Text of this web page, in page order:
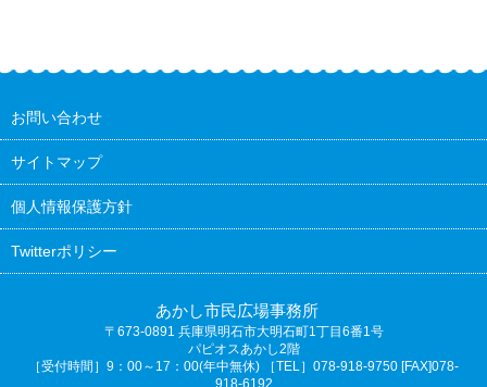
お問い合わせ
サイトマップ
個人情報保護方針
Twitterポリシー
あかし市民広場事務所
〒673-0891 兵庫県明石市大明石町1丁目6番1号
パピオスあかし2階
［受付時間］9：00～17：00(年中無休) ［TEL］078-918-9750 [FAX]078-
918-6192